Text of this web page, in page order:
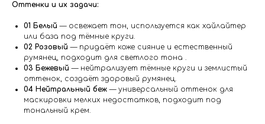
Оттенки и их задачи:
01 Белый — освежает тон, используется как хайлайтер
или база под тёмные круги.
02 Розовый — придаёт коже сияние и естественный
румянец, подходит для светлого тона .
03 Бежевый — нейтрализует тёмные круги и землистый
оттенок, создаёт здоровый румянец.
04 Нейтральный беж — универсальный оттенок для
маскировки мелких недостатков, подходит под
тональный крем.